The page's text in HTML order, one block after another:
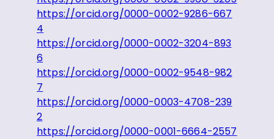
https://orcid.org/0000-0002-9286-667
4
https://orcid.org/0000-0002-3204-893
6
https://orcid.org/0000-0002-9548-982
7
https://orcid.org/0000-0003-4708-239
2
https://orcid.org/0000-0001-6664-2557